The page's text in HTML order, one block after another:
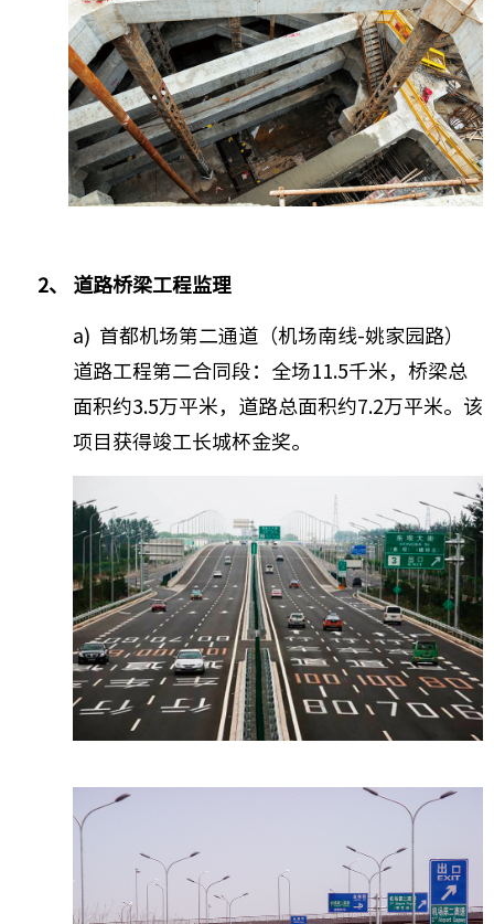
2、 道路桥梁工程监理
a) 首都机场第二通道（机场南线-姚家园路）
道路工程第二合同段：全场11.5千米，桥梁总
面积约3.5万平米，道路总面积约7.2万平米。该
项目获得竣工长城杯金奖。